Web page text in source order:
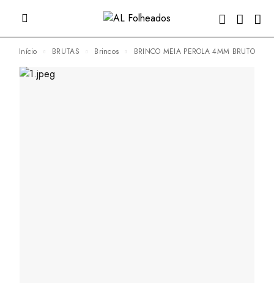
Início BRUTAS Brincos BRINCO MEIA PEROLA 4MM BRUTO